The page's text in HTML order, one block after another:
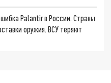
Palantir в России. Страны
оружия. ВСУ теряют